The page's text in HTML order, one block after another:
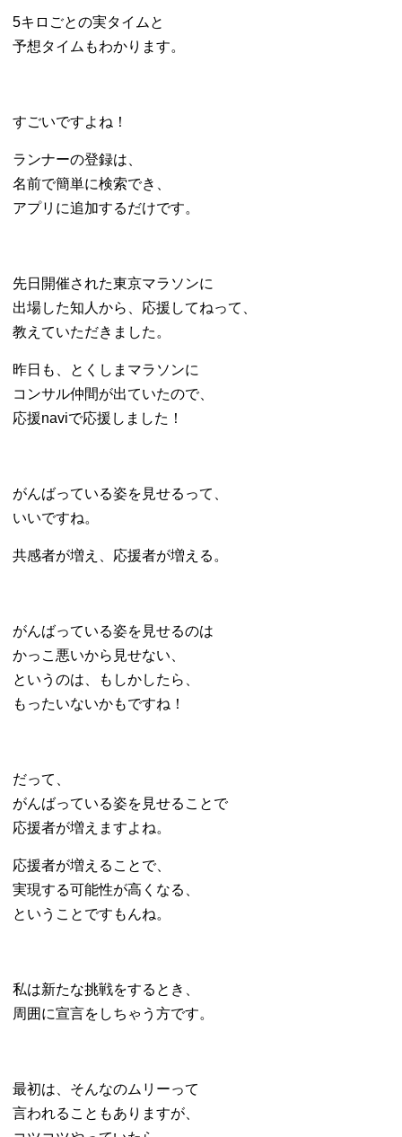
5キロごとの実タイムと
予想タイムもわかります。
すごいですよね！
ランナーの登録は、
名前で簡単に検索でき、
アプリに追加するだけです。
先日開催された東京マラソンに
出場した知人から、応援してねって、
教えていただきました。
昨日も、とくしまマラソンに
コンサル仲間が出ていたので、
応援naviで応援しました！
がんばっている姿を見せるって、
いいですね。
共感者が増え、応援者が増える。
がんばっている姿を見せるのは
かっこ悪いから見せない、
というのは、もしかしたら、
もったいないかもですね！
だって、
がんばっている姿を見せることで
応援者が増えますよね。
応援者が増えることで、
実現する可能性が高くなる、
ということですもんね。
私は新たな挑戦をするとき、
周囲に宣言をしちゃう方です。
最初は、そんなのムリーって
言われることもありますが、